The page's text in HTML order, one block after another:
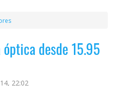
desde 15.95
22:02